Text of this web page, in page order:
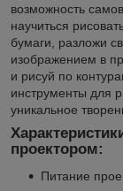
возможность
научиться
бумаги, разложи
изображением в
и рисуй по
инструменты для
уникальное
проектором:
Питание